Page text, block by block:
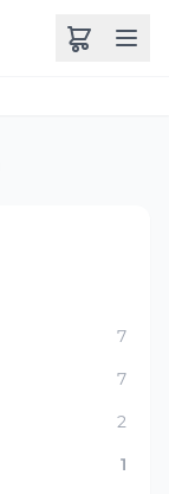
7
7
2
1